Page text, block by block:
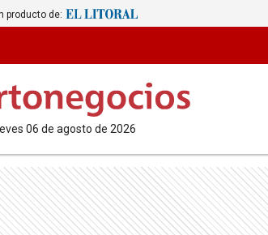
producto de:
06 de agosto de 2026